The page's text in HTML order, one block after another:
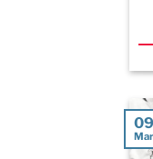
09
Mar